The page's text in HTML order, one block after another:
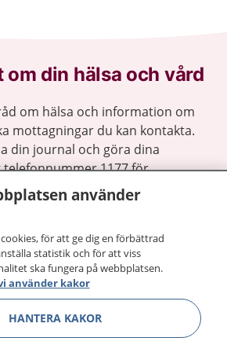
din hälsa och vård
om hälsa och information om
mottagningar du kan kontakta.
din journal och göra dina
telefonnummer 1177 för
dygnet runt.
du vill må bättre.
Visa
använder
för att ge dig en förbättrad
statistik och för att viss
ska fungera på webbplatsen.
använder kakor
HANTERA KAKOR